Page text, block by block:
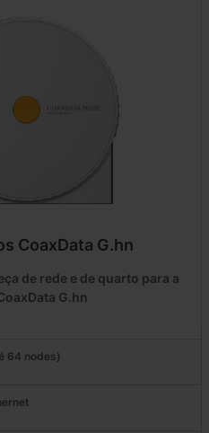
CoaxData G.hn
de rede e de quarto para a
G.hn
64 nodes)